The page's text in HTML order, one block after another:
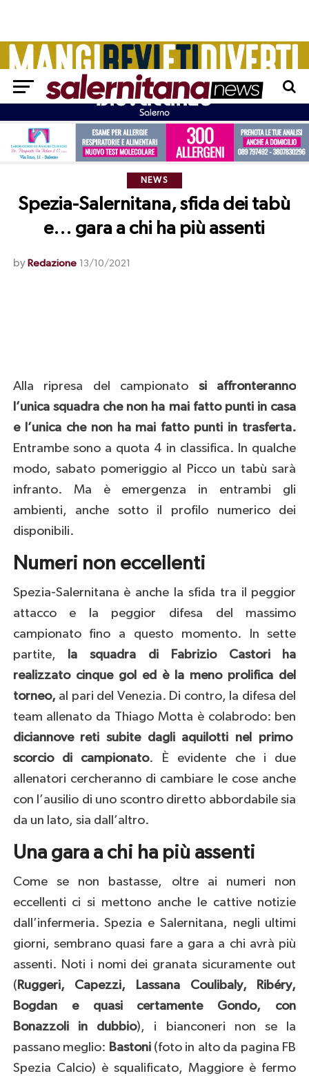
NEWS
Spezia-Salernitana, sfida dei tabù
e… gara a chi ha più assenti
by Redazione 13/10/2021
Alla ripresa del campionato si affronteranno
l’unica squadra che non ha mai fatto punti in casa
e l’unica che non ha mai fatto punti in trasferta.
Entrambe sono a quota 4 in classifica. In qualche
modo, sabato pomeriggio al Picco un tabù sarà
infranto. Ma è emergenza in entrambi gli
ambienti, anche sotto il profilo numerico dei
disponibili.
Numeri non eccellenti
Spezia-Salernitana è anche la sfida tra il peggior
attacco e la peggior difesa del massimo
campionato fino a questo momento. In sette
partite,
la squadra di Fabrizio Castori ha
realizzato cinque gol ed è la meno prolifica del
torneo, al pari del Venezia. Di contro, la difesa del
team allenato da Thiago Motta è colabrodo: ben
diciannove reti subite dagli aquilotti nel primo
scorcio di campionato. È evidente che i due
allenatori cercheranno di cambiare le cose anche
con l’ausilio di uno scontro diretto abbordabile sia
da un lato, sia dall’altro.
Una gara a chi ha più assenti
Come se non bastasse, oltre ai numeri non
eccellenti ci si mettono anche le cattive notizie
dall’infermeria. Spezia e Salernitana, negli ultimi
giorni, sembrano quasi fare a gara a chi avrà più
assenti. Noti i nomi dei granata sicuramente out
( Ruggeri, Capezzi, Lassana Coulibaly, Ribéry,
Bogdan e quasi certamente Gondo, con
Bonazzoli in dubbio), i bianconeri non se la
passano meglio: Bastoni(foto in alto da pagina FB
Spezia Calcio) è squalificato, Maggiore è fermo